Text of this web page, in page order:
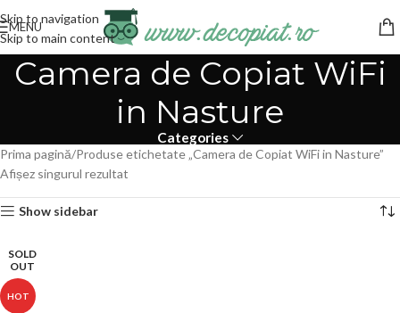
Skip to navigation
Skip to main content
MENU
Camera de Copiat WiFi
in Nasture
Categories
Prima pagină Produse etichetate „Camera de Copiat WiFi in Nasture”
Afișez singurul rezultat
Show sidebar
SOLD
OUT
HOT